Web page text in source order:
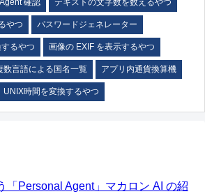
確認 テキストの文字数を数えるやつ
やつ パスワードジェネレーター
るやつ 画像の EXIF を表示するやつ
数言語による国名一覧 アプリ内通貨換算機
UNIX時間を変換するやつ
「Personal Agent」マカロン AI の紹